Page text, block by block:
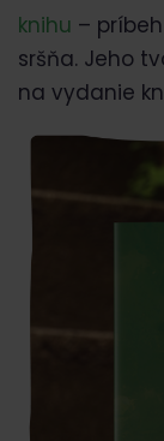
knihu –
sršňa. Jeho
na vydanie